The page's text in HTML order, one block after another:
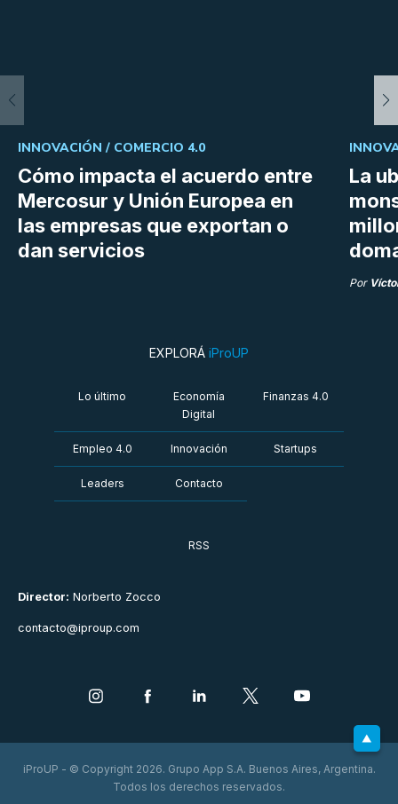
Cómo impacta el acuerdo entre
Mercosur y Unión Europea en
las empresas que exportan o
dan servicios
INNOVACIÓN / COMERCIO 4.0
La
Por
Director: Norberto Zocco
contacto@iproup.com
EXPLORÁ iProUP
Lo último
Economía
Digital
Finanzas 4.0
Empleo 4.0 Innovación Startups
Leaders Contacto
RSS
iProUP - © Copyright 2026. Grupo App S.A. Buenos Aires, Argentina.
Todos los derechos reservados.